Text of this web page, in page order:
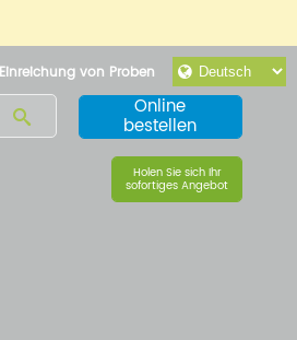
von Proben
Online
bestellen
Holen Sie sich Ihr
sofortiges Angebot